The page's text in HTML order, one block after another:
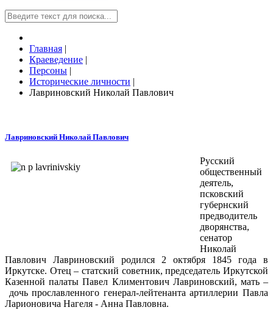
Главная |
Краеведение |
Персоны |
Исторические личности |
Лавриновский Николай Павлович
Лавриновский Николай Павлович
Русский
общественный
деятель,
псковский
губернский
предводитель
дворянства,
сенатор
Николай
Павлович Лавриновский родился 2 октября 1845 года в
Иркутске. Отец – статский советник, председатель Иркутской
Казенной палаты Павел Климентович Лавриновский, мать –
дочь прославленного генерал-лейтенанта артиллерии Павла
Ларионовича Нагеля - Анна Павловна.